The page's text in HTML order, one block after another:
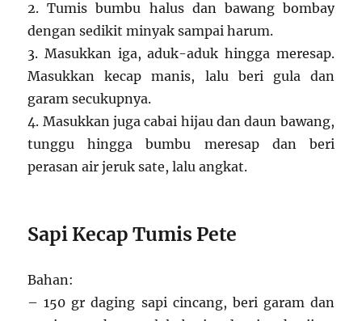
2. Tumis bumbu halus dan bawang bombay
dengan sedikit minyak sampai harum.
3. Masukkan iga, aduk-aduk hingga meresap.
Masukkan kecap manis, lalu beri gula dan
garam secukupnya.
4. Masukkan juga cabai hijau dan daun bawang,
tunggu hingga bumbu meresap dan beri
perasan air jeruk sate, lalu angkat.
Sapi Kecap Tumis Pete
Bahan:
– 150 gr daging sapi cincang, beri garam dan